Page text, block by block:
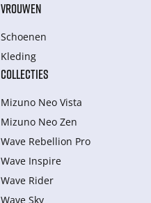
VROUWEN
Schoenen
Kleding
COLLECTIES
Mizuno Neo Vista
Mizuno Neo Zen
Wave Rebellion Pro
Wave Inspire
Wave Rider
Wave Sky